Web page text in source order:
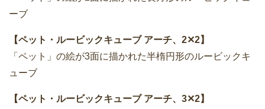
ーブ
【ペット・ルービックキューブ アーチ、2✕2】
「ペット」の絵が3面に描かれた半楕円形のルービックキ
ューブ
【ペット・ルービックキューブ アーチ、3✕2】